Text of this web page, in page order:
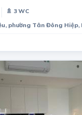
🚿 3 WC
phường Tân Đông